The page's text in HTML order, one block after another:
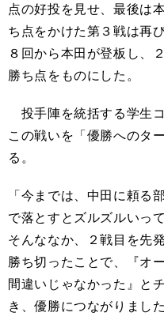
点の好投を見せ、最後は
ち点をかけた第３戦は再
８回から本田が登板し、
勝ち点をものにした。
投手陣を統括する学生
この戦いを「優勝へのタ
る。
「今までは、中田に頼る
で落とすとズルズルいっ
そんななか、２戦目を先
勝ち切ったことで、『オ
間違いじゃなかった』と
き、優勝につながりました